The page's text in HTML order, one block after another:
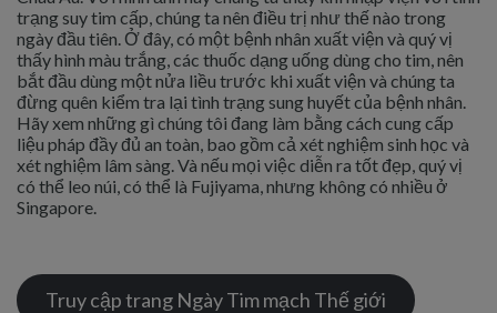
trạng suy tim cấp, chúng ta nên điều trị như thế nào trong
ngày đầu tiên. Ở đây, có một bệnh nhân xuất viện và quý vị
thấy hình màu trắng, các thuốc dạng uống dùng cho tim, nên
bắt đầu dùng một nửa liều trước khi xuất viện và chúng ta
đừng quên kiểm tra lại tình trạng sung huyết của bệnh nhân.
Hãy xem những gì chúng tôi đang làm bằng cách cung cấp
liệu pháp đầy đủ an toàn, bao gồm cả xét nghiệm sinh học và
xét nghiệm lâm sàng. Và nếu mọi việc diễn ra tốt đẹp, quý vị
có thể leo núi, có thể là Fujiyama, nhưng không có nhiều ở
Singapore.
Truy cập trang Ngày Tim mạch Thế giới